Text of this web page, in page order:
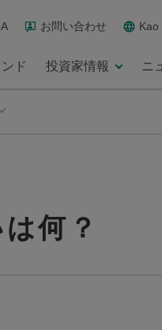
お問い合わせ Kao
ド 投資家情報 ニ
何？